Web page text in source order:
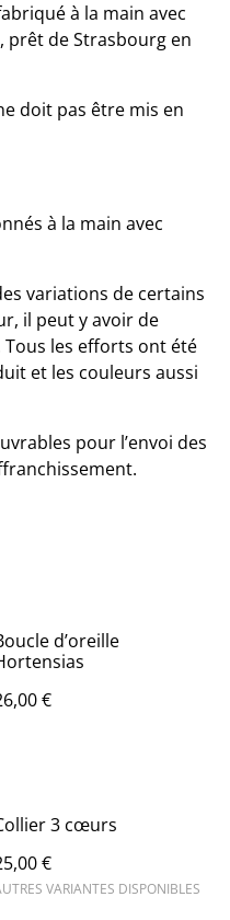
à la main avec
prêt de Strasbourg en
doit pas être mis en
à la main avec
variations de certains
il peut y avoir de
les efforts ont été
et les couleurs aussi
pour l’envoi des
d’oreille
€
3 cœurs
€
VARIANTES DISPONIBLES